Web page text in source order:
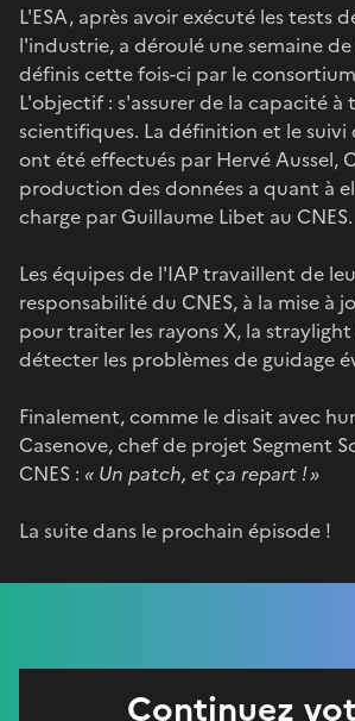
L'ESA, après avoir exécuté les tests
l'industrie, a déroulé une semaine de
définis cette fois-ci par le
L'objectif : s'assurer de la capacité à
scientifiques. La définition et le
ont été effectués par Hervé Aussel,
production des données a quant à
charge par Guillaume Libet au CNES.
Les équipes de l'IAP travaillent de
responsabilité du CNES, à la mise à
pour traiter les rayons X, la
détecter les problèmes de guidage
Finalement, comme le disait avec
Casenove, chef de projet Segment
CNES : « Un patch, et ça repart ! »
La suite dans le prochain épisode !
Continuez